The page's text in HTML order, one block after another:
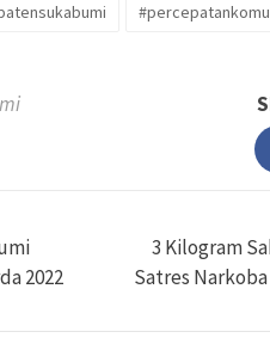
2022
3 Kilogram
Satres